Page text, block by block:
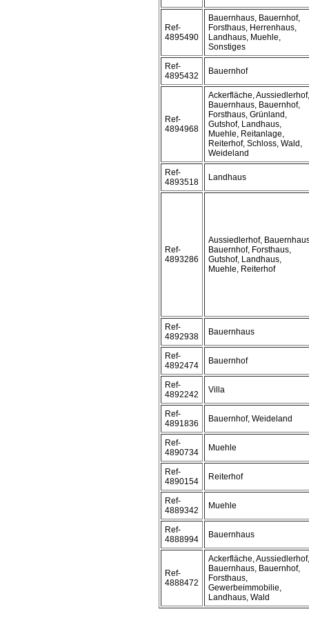
Ref-
4895490
Bauernhaus, Bauernhof,
Forsthaus, Herrenhaus,
Landhaus, Muehle,
Sonstiges
Ref-
4895432
Bauernhof
Ref-
4894968
Ackerfläche, Aussiedlerhof,
Bauernhaus, Bauernhof,
Forsthaus, Grünland,
Gutshof, Landhaus,
Muehle, Reitanlage,
Reiterhof, Schloss, Wald,
Weideland
Ref-
4893518
Landhaus
Ref-
4893286
Aussiedlerhof,
Bauernhof, Forsthaus,
Gutshof, Landhaus,
Muehle, Reiterhof
Ref-
4892938
Bauernhaus
Ref-
4892474
Bauernhof
Ref-
4892242
Villa
Ref-
4891836
Bauernhof, Weideland
Ref-
4890734
Muehle
Ref-
4890154
Reiterhof
Ref-
4889342
Muehle
Ref-
4888994
Bauernhaus
Ref-
4888472
Ackerfläche, Aussiedlerhof,
Bauernhaus, Bauernhof,
Forsthaus,
Gewerbeimmobilie,
Landhaus, Wald